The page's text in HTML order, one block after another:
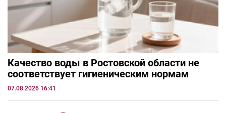
Качество воды в Ростовской области не
соответствует гигиеническим нормам
07.08.2026 16:41